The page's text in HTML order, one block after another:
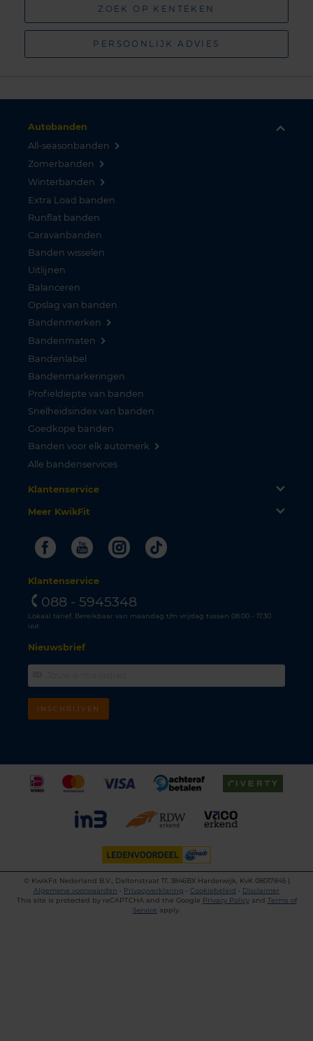
ZOEK OP KENTEKEN
PERSOONLIJK ADVIES
Autobanden
All-seasonbanden
Zomerbanden
Winterbanden
Extra Load banden
Runflat banden
Caravanbanden
Banden wisselen
Uitlijnen
Balanceren
Opslag van banden
Bandenmerken
Bandenmaten
Bandenlabel
Bandenmarkeringen
Profieldiepte van banden
Snelheidsindex van banden
Goedkope banden
Banden voor elk automerk
Alle bandenservices
Klantenservice
Meer KwikFit
FacebookYoutubeInstagram
Tiktok
Klantenservice
088 - 5945348
Lokaal tarief. Bereikbaar van maandag t/m vrijdag tussen 08.00 - 17.30
uur.
Nieuwsbrief
INSCHRIJVEN
©
KwikFit Nederland B.V., Daltonstraat 17, 3846BX Harderwijk, KvK 08017845 |
Algemene voorwaarden • Privacyverklaring • Cookiebeleid • Disclaimer
This site is protected by reCAPTCHA and the Google Privacy Policyand Terms of
Service apply.